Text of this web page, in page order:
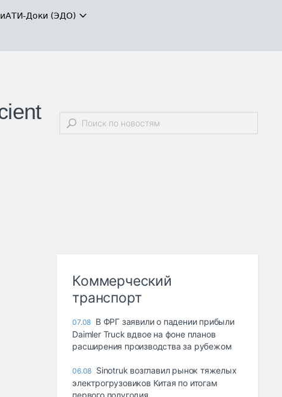
АТИ-Доки (ЭДО)
Коммерческий
транспорт
07.08 В ФРГ заявили о падении прибыли
Daimler Truck вдвое на фоне планов
расширения производства за рубежом
06.08 Sinotruk возглавил рынок тяжелых
электрогрузовиков Китая по итогам